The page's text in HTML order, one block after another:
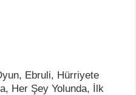
Ebruli, Hürriyete
Her Şey Yolunda, İlk